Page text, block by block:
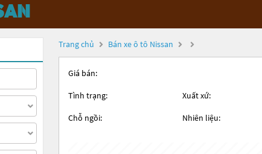
Trang chủ Bán xe ô tô Nissan
Giá bán:
Tình trạng: Xuất xứ:
Chỗ ngồi: Nhiên liệu: